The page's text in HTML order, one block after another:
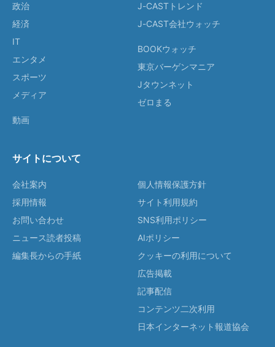
政治
経済
IT
エンタメ
スポーツ
メディア
動画
J-CASTトレンド
J-CAST会社ウォッチ
BOOKウォッチ
東京バーゲンマニア
Jタウンネット
ゼロまる
サイトについて
会社案内
採用情報
お問い合わせ
ニュース読者投稿
編集長からの手紙
個人情報保護方針
サイト利用規約
SNS利用ポリシー
AIポリシー
クッキーの利用について
広告掲載
記事配信
コンテンツ二次利用
日本インターネット報道協会